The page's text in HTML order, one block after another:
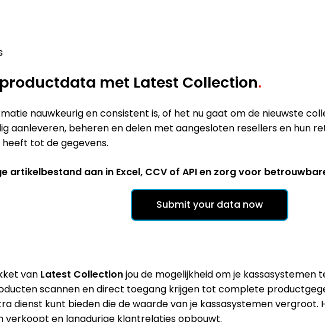
met Latest Collection.
nauwkeurig en consistent is, of het nu gaat om de nieuwste
aanleveren, beheren en delen met aangesloten resellers en hun
tot de gegevens.
artikelbestand aan in Excel, CCV of API en zorg voor
Submit your data now
van Latest Collectionjou de mogelijkheid om je
scannen en direct toegang krijgen tot complete
dienst kunt bieden die de waarde van je kassasystemen vergroot.
verkoopt en langdurige klantrelaties opbouwt.